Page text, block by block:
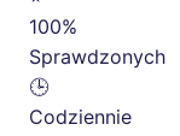
100%
Sprawdzonych
🕒
Codziennie